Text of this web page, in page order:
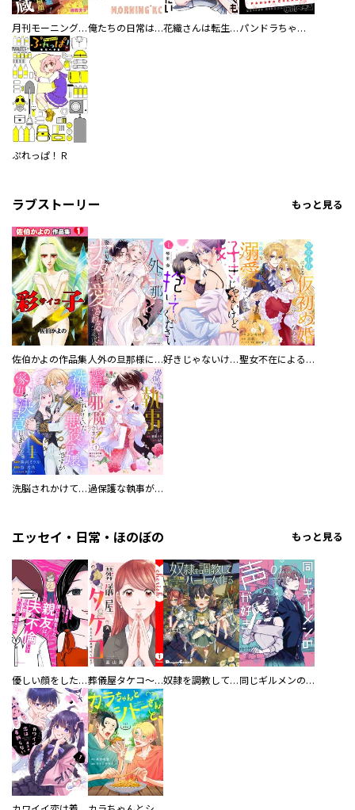
月刊モーニング・ツー 俺たちの日常は始まったばかりだ 花織さんは転生しても喧嘩がしたい パンドラちゃんねるＲ
ぷれっぱ！Ｒ
ラブストーリー もっと見る
佐伯かよの作品集 人外の旦那様に娶られ毎晩ナカまで愛される…。アンソロジー 好きじゃないけど、抱いてください【電子単行本版／特典おまけ付き】 聖女不在による仮初め婚なのに、不器用な王太子に溺愛されています【電子単行本版／特典おまけ付き】
洗脳されかけていた悪役令嬢ですが家出を決意しました。【電子単行本版／特典おまけ付き】 過保護な執事が私の婚活を邪魔してきます！ 分冊版
エッセイ・日常・ほのぼの もっと見る
優しい顔をした親友は、夫と不倫して私の家に入り込んできた。 葬儀屋タケコ～あなたの最期、叶えます【電子単行本版】 奴隷を調教してハーレム作る 同じギルメンの声が好き